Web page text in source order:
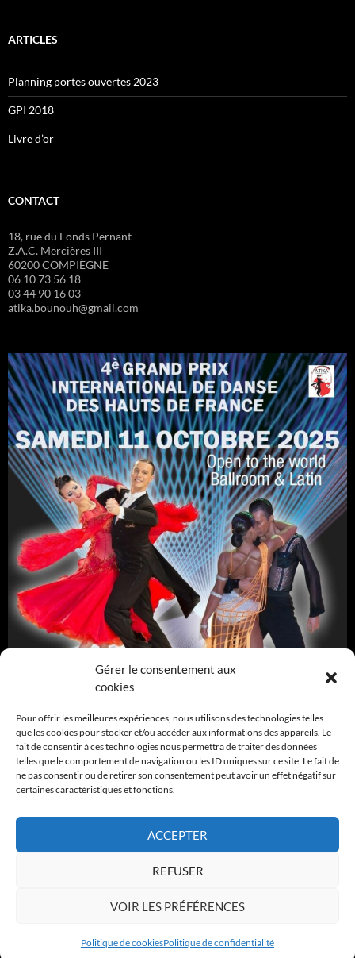
Gérer le consentement aux
cookies
Pour offrir les meilleures expériences, nous utilisons des technologies telles
que les cookies pour stocker et/ou accéder aux informations des appareils. Le
fait de consentir à ces technologies nous permettra de traiter des données
telles que le comportement de navigation ou les ID uniques sur ce site. Le fait de
ne pas consentir ou de retirer son consentement peut avoir un effet négatif sur
certaines caractéristiques et fonctions.
ACCEPTER
REFUSER
VOIR LES PRÉFÉRENCES
Politique de cookiesPolitique de confidentialité
ARTICLES
Planning portes ouvertes 2023
GPI 2018
Livre d’or
CONTACT
18, rue du Fonds Pernant
Z.A.C. Mercières III
60200 COMPIÈGNE
06 10 73 56 18
03 44 90 16 03
atika.bounouh@gmail.com
Politique de confidentialité Fièrement propulsé par PS